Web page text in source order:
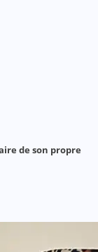
de son propre